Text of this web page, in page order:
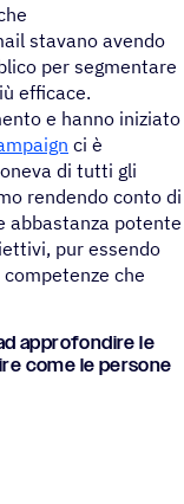
stavano avendo
per segmentare
efficace.
e hanno iniziato
ci è
di tutti gli
rendendo conto di
abbastanza potente
pur essendo
che
appro­fon­dire le
come le persone